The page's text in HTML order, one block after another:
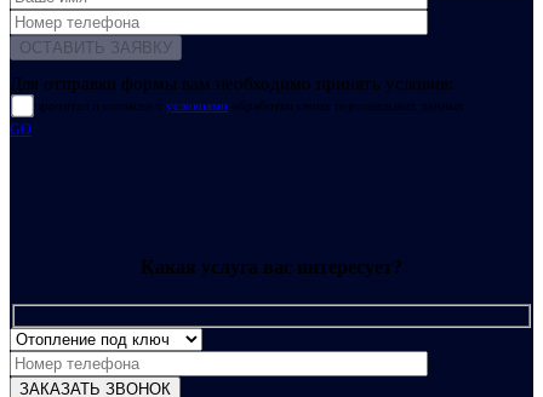
Для отправки формы вам необходимо принять условия:
прочитал и согласен с условиями обработки своих персональных данных
GO
Какая услуга вас интересует?